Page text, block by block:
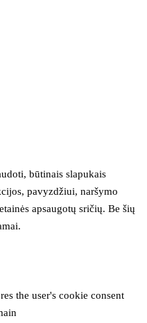
būtinais slapukais
pavyzdžiui, naršymo
apsaugotų sričių. Be šių
the user's cookie consent